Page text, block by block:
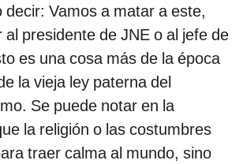
decir: Vamos a matar a este,
al presidente de JNE o al jefe de
es una cosa más de la época
la vieja ley paterna del
Se puede notar en la
la religión o las costumbres
traer calma al mundo, sino